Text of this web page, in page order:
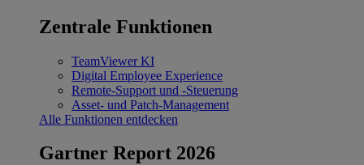
Zentrale Funktionen
TeamViewer KI
Digital Employee Experience
Remote-Support und -Steuerung
Asset- und Patch-Management
Alle Funktionen entdecken
Gartner Report 2026